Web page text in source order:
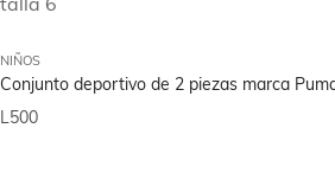
NIÑOS
Conjunto deportivo de 2 piezas marca
L500